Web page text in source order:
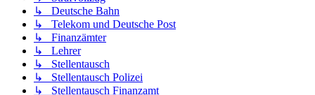
↳ Deutsche Bahn
↳ Telekom und Deutsche Post
↳ Finanzämter
↳ Lehrer
↳ Stellentausch
↳ Stellentausch Polizei
↳ Stellentausch Finanzamt